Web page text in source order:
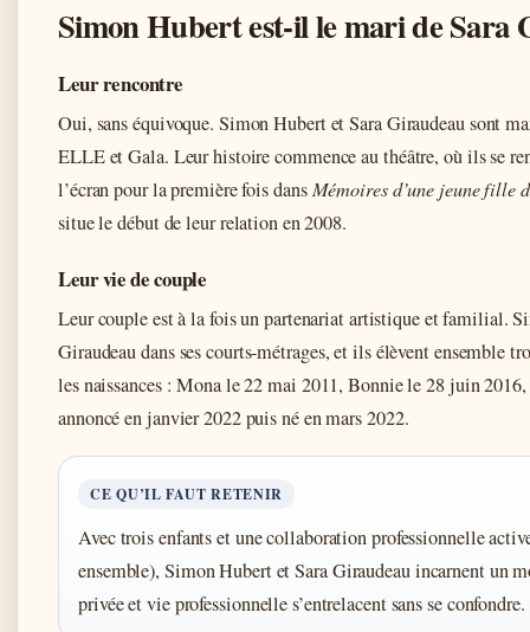
Simon Hubert est-il le mari de Sara
Leur rencontre
Oui, sans équivoque. Simon Hubert et Sara Giraudeau sont
ELLE et Gala. Leur histoire commence au théâtre, où ils se
l’écran pour la première fois dans Mémoires d’une jeune fille
situe le début de leur relation en 2008.
Leur vie de couple
Leur couple est à la fois un partenariat artistique et familial.
Giraudeau dans ses courts-métrages, et ils élèvent ensemble
les naissances : Mona le 22 mai 2011, Bonnie le 28 juin
annoncé en janvier 2022 puis né en mars 2022.
CE QU’IL FAUT RETENIR
Avec trois enfants et une collaboration professionnelle
ensemble), Simon Hubert et Sara Giraudeau incarnent un
privée et vie professionnelle s’entrelacent sans se confondre.